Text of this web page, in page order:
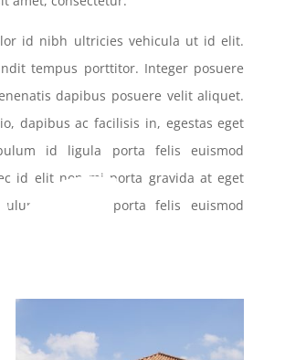
id nibh ultricies vehicula ut id elit.
tempus porttitor. Integer posuere
dapibus posuere velit aliquet.
dapibus ac facilisis in, egestas eget
id ligula porta felis euismod
id elit non mi porta gravida at eget
id ligula porta felis euismod